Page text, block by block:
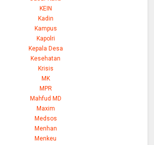
KEIN
Kadin
Kampus
Kapolri
Kepala Desa
Kesehatan
Krisis
MK
MPR
Mahfud MD
Maxim
Medsos
Menhan
Menkeu